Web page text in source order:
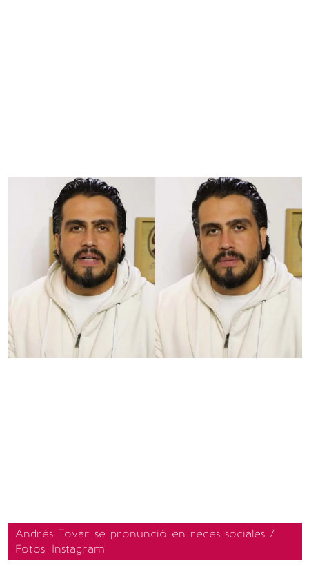
Andrés Tovar se pronunció en redes sociales /
Fotos: Instagram